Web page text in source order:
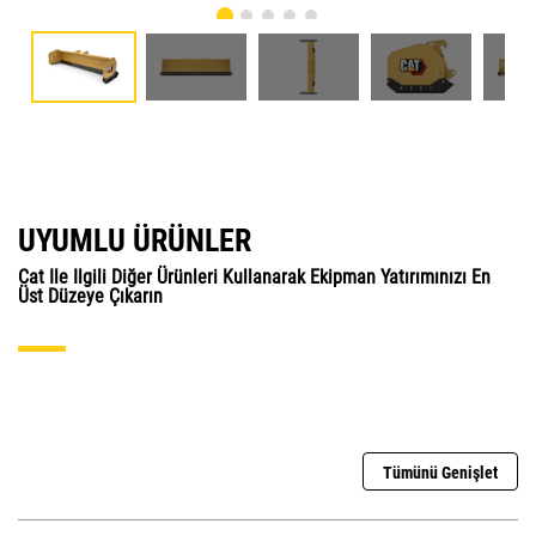
UYUMLU ÜRÜNLER
Cat Ile Ilgili Diğer Ürünleri Kullanarak Ekipman Yatırımınızı En
Üst Düzeye Çıkarın
Tümünü Genişlet